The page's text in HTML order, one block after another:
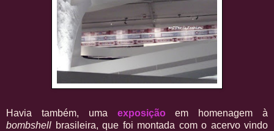
Havia também, uma exposição em homenagem à
bombshell brasileira, que foi montada com o acervo vindo